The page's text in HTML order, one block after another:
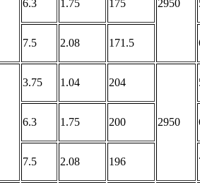
2950
6.3 1.75 175
7.5 2.08 171.5
3.75 1.04 204
2950
6.3 1.75 200
7.5 2.08 196